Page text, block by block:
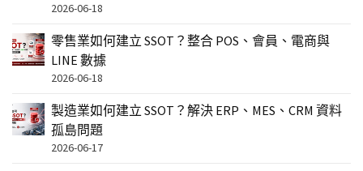
2026-06-18
零售業如何建立 SSOT？整合 POS、會員、電商與
LINE 數據
2026-06-18
製造業如何建立 SSOT？解決 ERP、MES、CRM 資料
孤島問題
2026-06-17